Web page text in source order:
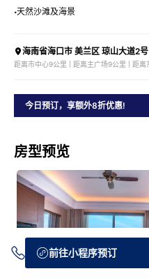
天然沙滩及海景
海南省海口市 美兰区 琼山大道2号
今日预订，享额外8折优惠!
房型预览
前往小程序预订